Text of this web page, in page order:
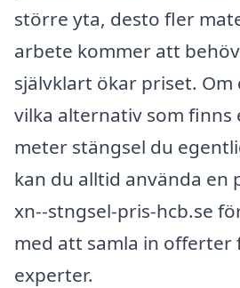
större yta, desto fler
arbete kommer att
självklart ökar priset. Om
vilka alternativ som finns
meter stängsel du
kan du alltid använda en
xn--stngsel-pris-hcb.se
med att samla in offerter
experter.